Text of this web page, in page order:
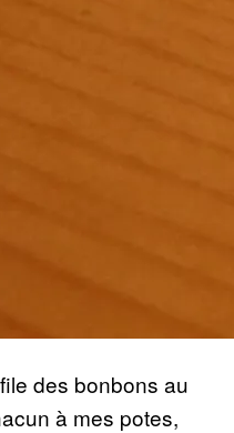
des bonbons au
à mes potes,